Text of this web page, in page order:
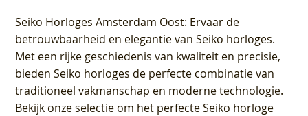
Seiko Horloges Amsterdam Oost: Ervaar de
betrouwbaarheid en elegantie van Seiko horloges.
Met een rijke geschiedenis van kwaliteit en precisie,
bieden Seiko horloges de perfecte combinatie van
traditioneel vakmanschap en moderne technologie.
Bekijk onze selectie om het perfecte Seiko horloge